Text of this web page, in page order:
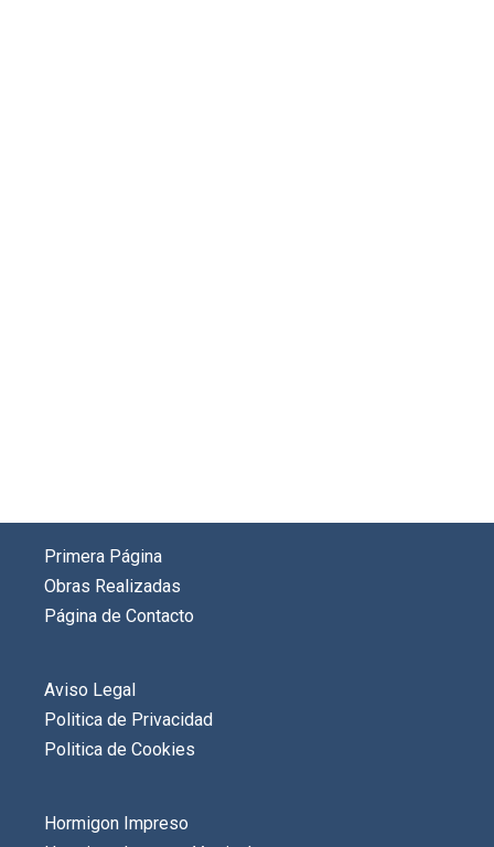
Primera Página
Obras Realizadas
Página de Contacto
Aviso Legal
Politica de Privacidad
Politica de Cookies
Hormigon Impreso